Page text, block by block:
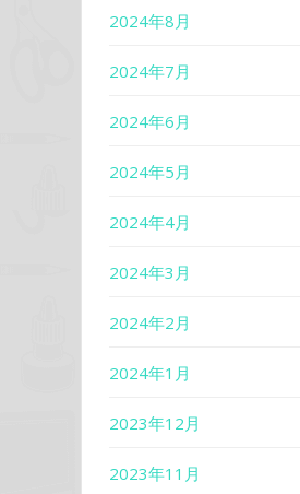
2024年8月
2024年7月
2024年6月
2024年5月
2024年4月
2024年3月
2024年2月
2024年1月
2023年12月
2023年11月